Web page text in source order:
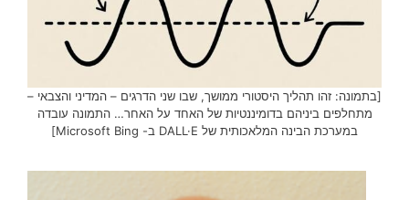
[בתמונה: זהו תהליך היסטורי ממושך, שבו שני הדרגים – המדיני והצבאי –
מתחלפים ביניהם בדומיננטיות של האחד על האחר… התמונה עובדה
במערכת הבינה המלאכותית של DALL·E ב- Microsoft Bing]